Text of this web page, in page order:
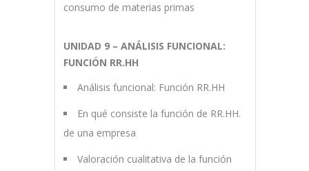
consumo de materias primas
UNIDAD 9 – ANÁLISIS FUNCIONAL:
FUNCIÓN RR.HH
Análisis funcional: Función RR.HH
En qué consiste la función de RR.HH.
de una empresa
Valoración cualitativa de la función